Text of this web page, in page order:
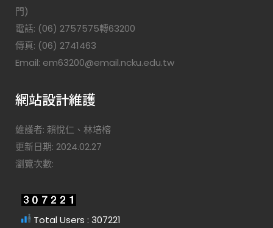
門)
電話: (06) 2757575轉63200
傳真: (06) 2741463
Email: em63200@email.ncku.edu.tw
網站設計維護
維護者: 賴悅仁、林培榕
更新日期: 2024.02.27
瀏覽次數:
Total Users : 307221